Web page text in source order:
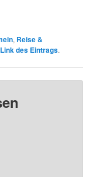
, Reise &
des Eintrags.